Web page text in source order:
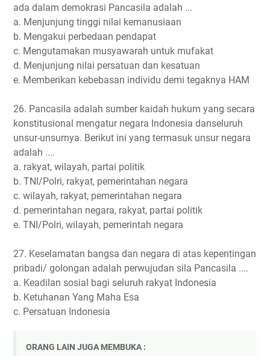
ada dalam demokrasi Pancasila adalah ...
a. Menjunjung tinggi nilai kemanusiaan
b. Mengakui perbedaan pendapat
c. Mengutamakan musyawarah untuk mufakat
d. Menjunjung nilai persatuan dan kesatuan
e. Memberikan kebebasan individu demi tegaknya HAM
26. Pancasila adalah sumber kaidah hukum yang secara
konstitusional mengatur negara Indonesia danseluruh
unsur-unsurnya. Berikut ini yang termasuk unsur negara
adalah ....
a. rakyat, wilayah, partai politik
b. TNI/Polri, rakyat, pemerintahan negara
c. wilayah, rakyat, pemerintahan negara
d. pemerintahan negara, rakyat, partai politik
e. TNI/Polri, wilayah, pemerintah negara
27. Keselamatan bangsa dan negara di atas kepentingan
pribadi/ golongan adalah perwujudan sila Pancasila ....
a. Keadilan sosial bagi seluruh rakyat Indonesia
b. Ketuhanan Yang Maha Esa
c. Persatuan Indonesia
ORANG LAIN JUGA MEMBUKA :